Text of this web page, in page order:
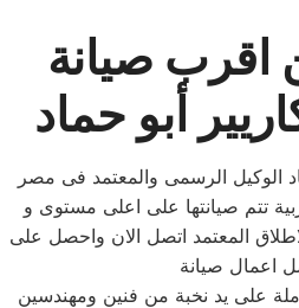
اقرب صيانة
أبو حماد
الوكيل الرسمى والمعتمد فى مصر
تتم صيانتها على اعلى مستوى و
المعتمد اتصل الان واحصل على
اعمال صيانة
على يد نخبة من فنين ومهندسين